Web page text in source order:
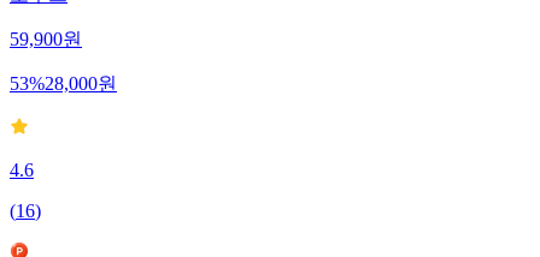
59,900원
53%28,000원
4.6
(16)